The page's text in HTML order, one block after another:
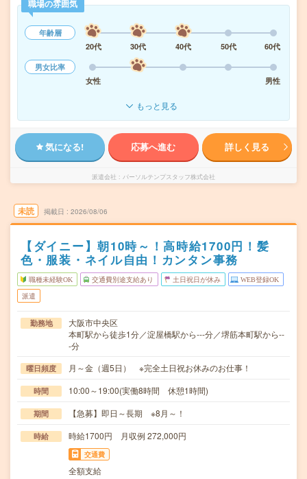
職場の雰囲気
年齢層
20代
30代 40代 50代
60代
男女比率
女性
男性
もっと見る
気になる! 応募へ進む 詳しく見る
派遣会社 パーソルテンプスタッフ株式会社
未読 掲載日 2026/08/06
【ダイニー】朝10時～！高時給1700円！髪
色・服装・ネイル自由！カンタン事務
職種未経験OK 交通費別途支給あり 土日祝日が休み WEB登録OK
派遣
勤務地
大阪市中央区
本町駅から徒歩1分／淀屋橋駅から---分／堺筋本町駅から--
-分
曜日頻度 月～金（週5日） ※完全土日祝お休みのお仕事！
時間 10:00～19:00(実働8時間 休憩1時間)
期間 【急募】即日～長期 ※8月～！
時給 時給1700円 月収例 272,000円
交通費
全額支給